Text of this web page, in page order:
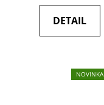
DETAIL
NOVINKA